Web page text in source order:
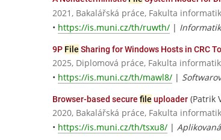
2021, Bakalářská práce, Fakulta
• https://is.muni.cz/th/ruwth/ |
9P File Sharing for Windows Hosts in CRC
2025, Diplomová práce, Fakulta
• https://is.muni.cz/th/mawl8/ |
Browser-based secure file uploader (Patrik
2020, Bakalářská práce, Fakulta
• https://is.muni.cz/th/tsxu8/ |